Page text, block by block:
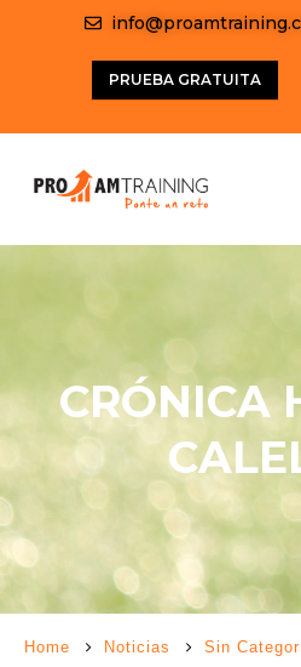
PRUEBA GRATUITA
CRÓNICA
Home Noticias
Sin